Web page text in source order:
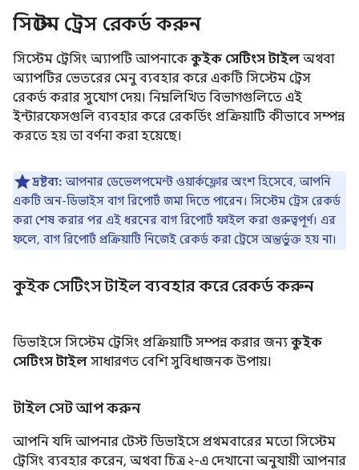
সিস্টেম ট্রেস রেকর্ড করুন
সিস্টেম ট্রেসিং অ্যাপটি আপনাকে কুইক সেটিংস টাইল অথবা
অ্যাপটির ভেতরের মেনু ব্যবহার করে একটি সিস্টেম ট্রেস
রেকর্ড করার সুযোগ দেয়। নিম্নলিখিত বিভাগগুলিতে এই
ইন্টারফেসগুলি ব্যবহার করে রেকর্ডিং প্রক্রিয়াটি কীভাবে সম্পন্ন
করতে হয় তা বর্ণনা করা হয়েছে।
দ্রষ্টব্য: আপনার ডেভেলপমেন্ট ওয়ার্কফ্লোর অংশ হিসেবে, আপনি
একটি অন-ডিভাইস বাগ রিপোর্ট জমা দিতে পারেন। সিস্টেম ট্রেস রেকর্ড
করা শেষ করার পর এই ধরনের বাগ রিপোর্ট ফাইল করা গুরুত্বপূর্ণ। এর
ফলে, বাগ রিপোর্ট প্রক্রিয়াটি নিজেই রেকর্ড করা ট্রেসে অন্তর্ভুক্ত হয় না।
কুইক সেটিংস টাইল ব্যবহার করে রেকর্ড করুন
ডিভাইসে সিস্টেম ট্রেসিং প্রক্রিয়াটি সম্পন্ন করার জন্য কুইক
সেটিংস টাইল সাধারণত বেশি সুবিধাজনক উপায়।
টাইল সেট আপ করুন
আপনি যদি আপনার টেস্ট ডিভাইসে প্রথমবারের মতো সিস্টেম
ট্রেসিং ব্যবহার করেন, অথবা চিত্র ২-এ দেখানো অনুযায়ী আপনার